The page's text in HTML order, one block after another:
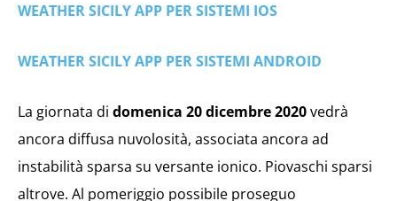
WEATHER SICILY APP PER SISTEMI IOS
WEATHER SICILY APP PER SISTEMI ANDROID
La giornata di domenica 20 dicembre 2020vedrà
ancora diffusa nuvolosità, associata ancora ad
instabilità sparsa su versante ionico. Piovaschi sparsi
altrove. Al pomeriggio possibile proseguo